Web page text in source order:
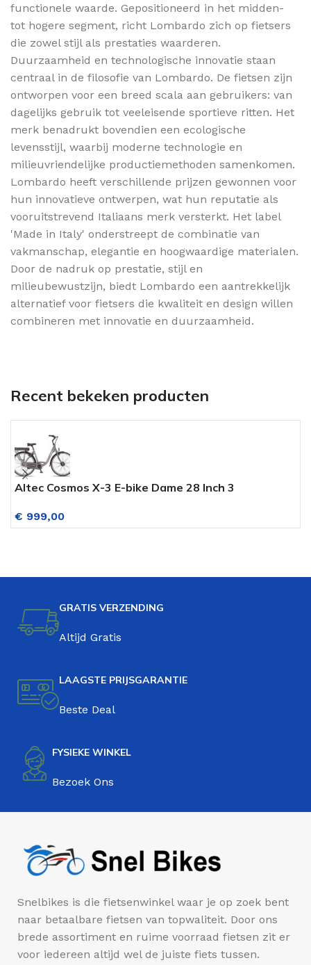
functionele waarde. Gepositioneerd in het midden-
tot hogere segment, richt Lombardo zich op fietsers
die zowel stijl als prestaties waarderen.
Duurzaamheid en technologische innovatie staan
centraal in de filosofie van Lombardo. De fietsen zijn
ontworpen voor een breed scala aan gebruikers: van
dagelijks gebruik tot veeleisende sportieve ritten. Het
merk benadrukt bovendien een ecologische
levensstijl, waarbij moderne technologie en
milieuvriendelijke productiemethoden samenkomen.
Lombardo heeft verschillende prijzen gewonnen voor
hun innovatieve ontwerpen, wat hun reputatie als
vooruitstrevend Italiaans merk versterkt. Het label
'Made in Italy' onderstreept de combinatie van
vakmanschap, elegantie en hoogwaardige materialen.
Door de nadruk op prestatie, stijl en
milieubewustzijn, biedt Lombardo een aantrekkelijk
alternatief voor fietsers die kwaliteit en design willen
combineren met innovatie en duurzaamheid.
Recent bekeken producten
Altec Cosmos X-3 E-bike Dame 28 Inch 3
€ 999,00
GRATIS VERZENDING
Altijd Gratis
LAAGSTE PRIJSGARANTIE
Beste Deal
FYSIEKE WINKEL
Bezoek Ons
Snelbikes is die fietsenwinkel waar je op zoek bent
naar betaalbare fietsen van topwaliteit. Door ons
brede assortiment en ruime voorraad fietsen zit er
voor iedereen altijd wel de juiste fiets tussen.